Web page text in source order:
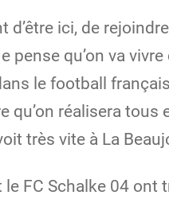
d’être ici, de
pense qu’on va
le football
qu’on réalisera
très vite à La
le FC Schalke 04